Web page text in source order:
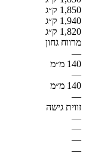
1,850 ק״ג
1,940 ק״ג
1,820 ק״ג
מרווח גחון
—
140 מ״מ
—
140 מ״מ
—
זווית גישה
—
—
—
—